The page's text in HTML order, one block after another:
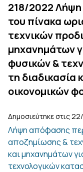
218/2022
του πίνακα
τεχνικών
μηχανημάτων
φυσικών &
τη
οικονομικών
Δημοσιεύτηκε στις
Λήψη απόφασης
αποζημίωσης &
και μηχανημάτων
τεχνολογικών